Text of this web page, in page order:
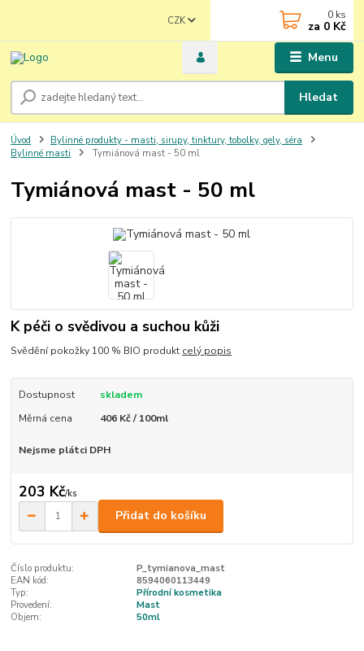
Menu
CZK
Hledat
0 ks
za 0 Kč
Úvod
Bylinné produkty - masti, sirupy, tinktury, tobolky, gely, séra
Bylinné masti
Tymiánová mast - 50 ml
Tymiánová mast - 50 ml
K péči o svědivou a suchou kůži
Svědění pokožky 100 % BIO produkt celý popis
Dostupnost
skladem
Měrná cena
406 Kč / 100ml
Nejsme plátci DPH
203 Kč/ks
Přidat do košíku
Číslo produktu:
P_tymianova_mast
EAN kód:
8594060113449
Typ:
Přírodní kosmetika
Provedení:
Mast
Objem:
50ml